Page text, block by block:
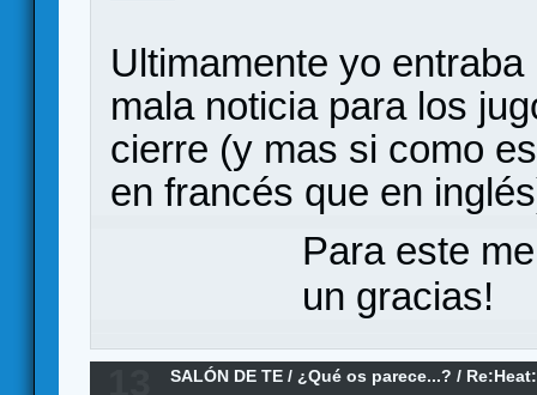
Ultimamente yo
mala noticia para los
cierre (y mas si como
en francés que en
Para este
un gracias!
SALÓN DE TE / ¿Qué os parece...? /